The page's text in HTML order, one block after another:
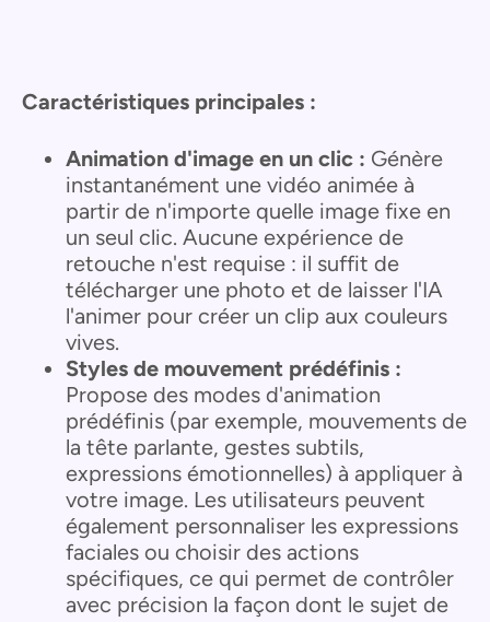
Caractéristiques principales :
Animation d'image en un clic : Génère
instantanément une vidéo animée à
partir de n'importe quelle image fixe en
un seul clic. Aucune expérience de
retouche n'est requise : il suffit de
télécharger une photo et de laisser l'IA
l'animer pour créer un clip aux couleurs
vives.
Styles de mouvement prédéfinis :
Propose des modes d'animation
prédéfinis (par exemple, mouvements de
la tête parlante, gestes subtils,
expressions émotionnelles) à appliquer à
votre image. Les utilisateurs peuvent
également personnaliser les expressions
faciales ou choisir des actions
spécifiques, ce qui permet de contrôler
avec précision la façon dont le sujet de